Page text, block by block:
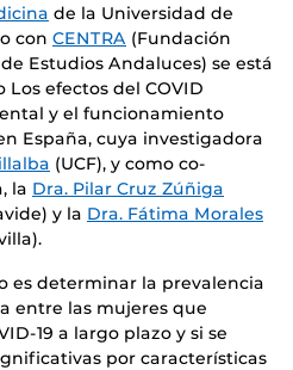
de la Universidad de
con CENTRA (Fundación
Estudios Andaluces) se está
efectos del COVID
y el funcionamiento
España, cuya investigadora
(UCF), y como co-
la Dra. Pilar Cruz Zúñiga
y la Dra. Fátima Morales
es determinar la prevalencia
entre las mujeres que
19 a largo plazo y si se
por características